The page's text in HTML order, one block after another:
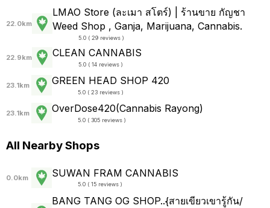
22.0km
LMAO Store (ละเมา สโตร์) | ร้านขาย กัญชา
Weed Shop , Ganja, Marijuana, Cannabis.
5.0 ( 29 reviews )
22.9km CLEAN CANNABIS
5.0 ( 14 reviews )
23.1km GREEN HEAD SHOP 420
5.0 ( 23 reviews )
23.1km OverDose420(Cannabis Rayong)
5.0 ( 305 reviews )
All Nearby Shops
0.0km SUWAN FRAM CANNABIS
5.0 ( 15 reviews )
BANG TANG OG SHOP..{สายเขียวเขารู้กัน/